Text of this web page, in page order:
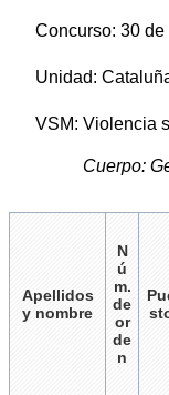
Concurso: 30
Unidad:
VSM: Violencia
Cuerpo:
Apellidos
y nombre
N
ú
m.
de
or
de
n